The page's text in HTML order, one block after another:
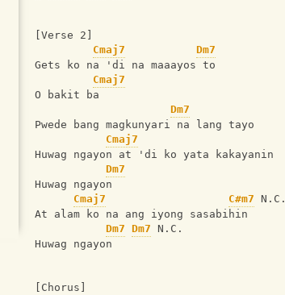
[Verse 2]
Cmaj7
Dm7
Gets ko na 'di na maaayos to
Cmaj7
O bakit ba
Dm7
Pwede bang magkunyari na lang tayo
Cmaj7
Huwag ngayon at 'di ko yata kakayanin
Dm7
Huwag ngayon
Cmaj7
C#m7 N.C.
At alam ko na ang iyong sasabihin
Dm7 Dm7 N.C.
Huwag ngayon
[Chorus]